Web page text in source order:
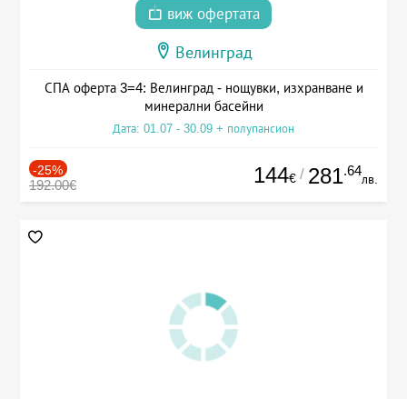
виж офертата
Велинград
СПА оферта 3=4: Велинград - нощувки, изхранване и
минерални басейни
Дата: 01.07 - 30.09 + полупансион
-25%
192.00€ 144€ / 281.64
лв.